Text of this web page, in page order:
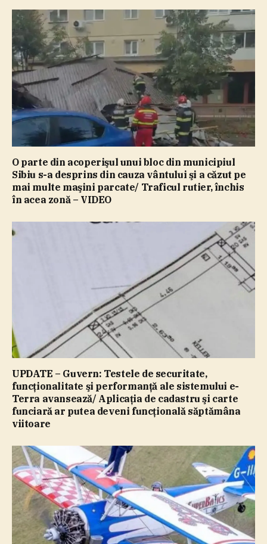
O parte din acoperişul unui bloc din municipiul
Sibiu s-a desprins din cauza vântului şi a căzut pe
mai multe maşini parcate/ Traficul rutier, închis
în acea zonă – VIDEO
UPDATE – Guvern: Testele de securitate,
funcţionalitate şi performanţă ale sistemului e-
Terra avansează/ Aplicaţia de cadastru şi carte
funciară ar putea deveni funcţională săptămâna
viitoare